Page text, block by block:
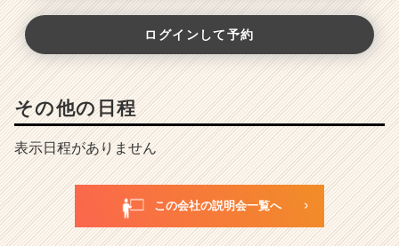
ログインして予約
その他の日程
表示日程がありません
この会社の説明会一覧へ